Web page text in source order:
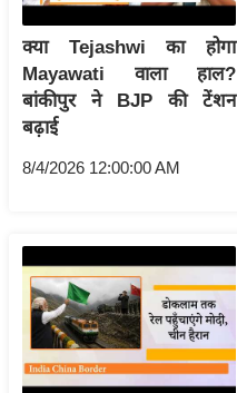
स्थ
ल
व्र
त
त्यो
हा
फ
ल
वि
शे
क्या Tejashwi का होगा
Mayawati वाला हाल?
बांकीपुर ने BJP की टेंशन
बढ़ाई
8/4/2026 12:00:00 AM